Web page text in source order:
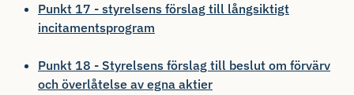
Punkt 17 - styrelsens förslag till långsiktigt
incitamentsprogram
Punkt 18 - Styrelsens förslag till beslut om förvärv
och överlåtelse av egna aktier